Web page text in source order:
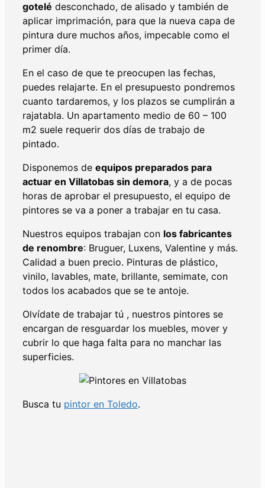
gotelé desconchado, de alisado y también de
aplicar imprimación, para que la nueva capa de
pintura dure muchos años, impecable como el
primer día.
En el caso de que te preocupen las fechas,
puedes relajarte. En el presupuesto pondremos
cuanto tardaremos, y los plazos se cumplirán a
rajatabla. Un apartamento medio de 60 – 100
m2 suele requerir dos días de trabajo de
pintado.
Disponemos de equipos preparados para
actuar en Villatobas sin demora, y a de pocas
horas de aprobar el presupuesto, el equipo de
pintores se va a poner a trabajar en tu casa.
Nuestros equipos trabajan con los fabricantes
de renombre: Bruguer, Luxens, Valentine y más.
Calidad a buen precio. Pinturas de plástico,
vinilo, lavables, mate, brillante, semimate, con
todos los acabados que se te antoje.
Olvídate de trabajar tú , nuestros pintores se
encargan de resguardar los muebles, mover y
cubrir lo que haga falta para no manchar las
superficies.
Busca tu pintor en Toledo.